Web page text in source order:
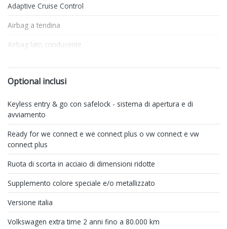
Adaptive Cruise Control
Airbag a tendina
Airbag lato conducente
Alzacristalli elettrici anteriori e posteriori
Antifurto
Apple Car Play e Android Auto
Appoggiatesta posteriori
Assetto sportivo
Assistente al parcheggio
Bracciolo anteriore
Cerchi in lega
Optional inclusi
Keyless entry & go con safelock - sistema di apertura e di
avviamento
Ready for we connect e we connect plus o vw connect e vw
connect plus
Ruota di scorta in acciaio di dimensioni ridotte
Supplemento colore speciale e/o metallizzato
Versione italia
Volkswagen extra time 2 anni fino a 80.000 km